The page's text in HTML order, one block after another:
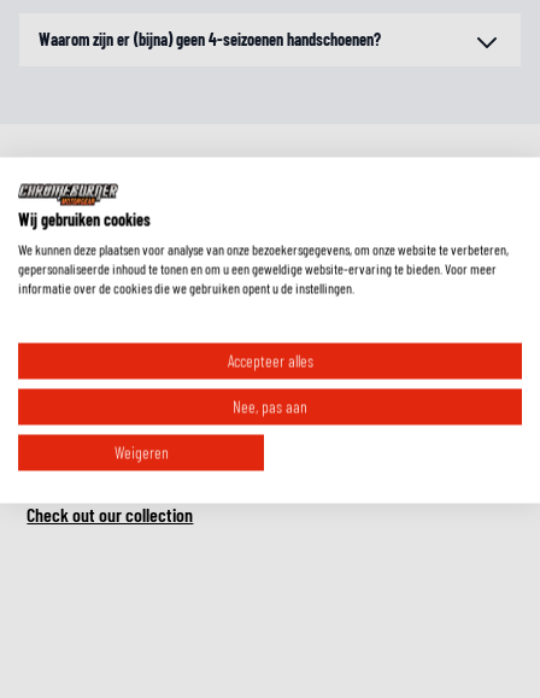
Waarom zijn er (bijna) geen 4-seizoenen handschoenen?
RIDE ESSENTIALS
Must-have accessories for comfort, safety
and visibility.
Check out our collection
Wij gebruiken cookies
We kunnen deze plaatsen voor analyse van onze bezoekersgegevens, om onze website te verbeteren,
gepersonaliseerde inhoud te tonen en om u een geweldige website-ervaring te bieden. Voor meer
informatie over de cookies die we gebruiken opent u de instellingen.
Accepteer alles
Nee, pas aan
Weigeren